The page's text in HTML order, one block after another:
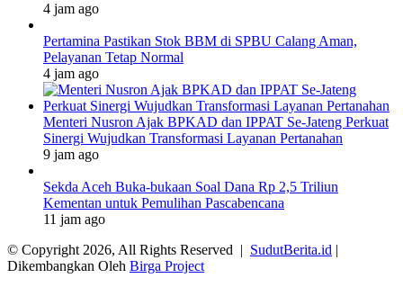
4 jam ago
Pertamina Pastikan Stok BBM di SPBU Calang Aman,
Pelayanan Tetap Normal
4 jam ago
Menteri Nusron Ajak BPKAD dan IPPAT Se-Jateng Perkuat
Sinergi Wujudkan Transformasi Layanan Pertanahan
9 jam ago
Sekda Aceh Buka-bukaan Soal Dana Rp 2,5 Triliun
Kementan untuk Pemulihan Pascabencana
11 jam ago
© Copyright 2026, All Rights Reserved | SudutBerita.id |
Dikembangkan Oleh Birga Project